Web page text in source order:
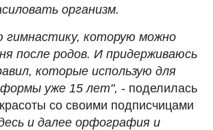
организм.
гимнастику, которую можно
после родов. И придерживаюсь
которые использую для
уже 15 лет", - поделилась
со своими подписчицами
и далее орфография и